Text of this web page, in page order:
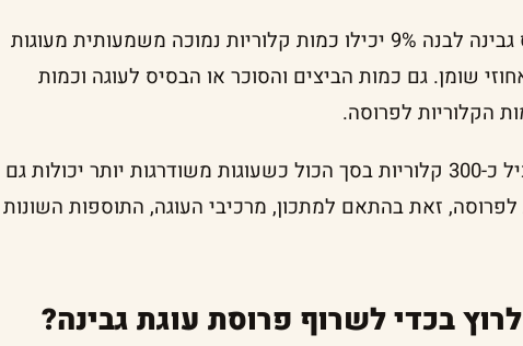
כך למשל עוגות גבינה על בסיס גבינה לבנה 9% יכילו כמות קלוריות נמוכה משמעותית מעוגות
שומן. גם כמות הביצים והסוכר או הבסיס לעוגה וכמות
הקלוריות לפרוסה.
פרוסת עוגת גבינה קלאסית תכיל כ-300 קלוריות בסך הכול כשעוגות משודרגות יותר יכולות גם
700-1000 קלוריות לפרוסה, זאת בהתאם למתכון, מרכיבי העוגה, התוספות השונות
בכדי לשרוף פרוסת עוגת גבינה?